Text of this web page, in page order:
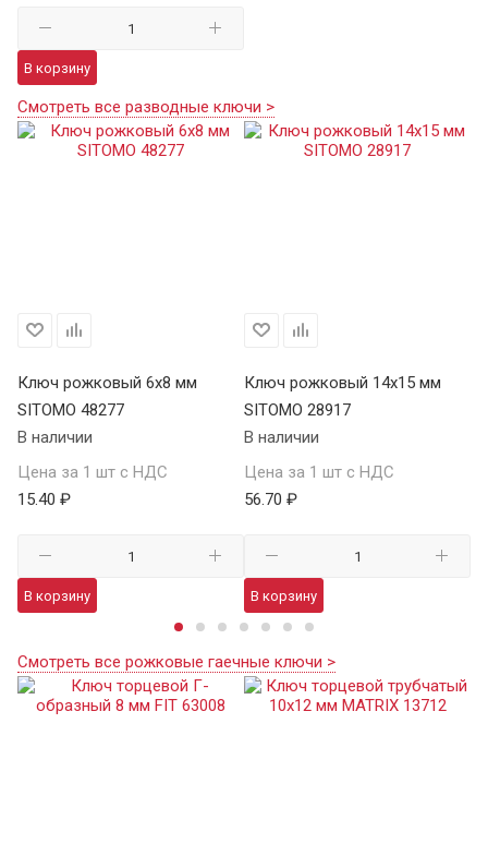
В корзину
Смотреть все разводные ключи >
Ключ рожковый 6х8 мм
SITOMO 48277
В наличии
Цена за 1 шт с НДС
15.40 ₽
В корзину
Ключ рожковый 14х15 мм
SITOMO 28917
В наличии
Цена за 1 шт с НДС
56.70 ₽
В корзину
Смотреть все рожковые гаечные ключи >